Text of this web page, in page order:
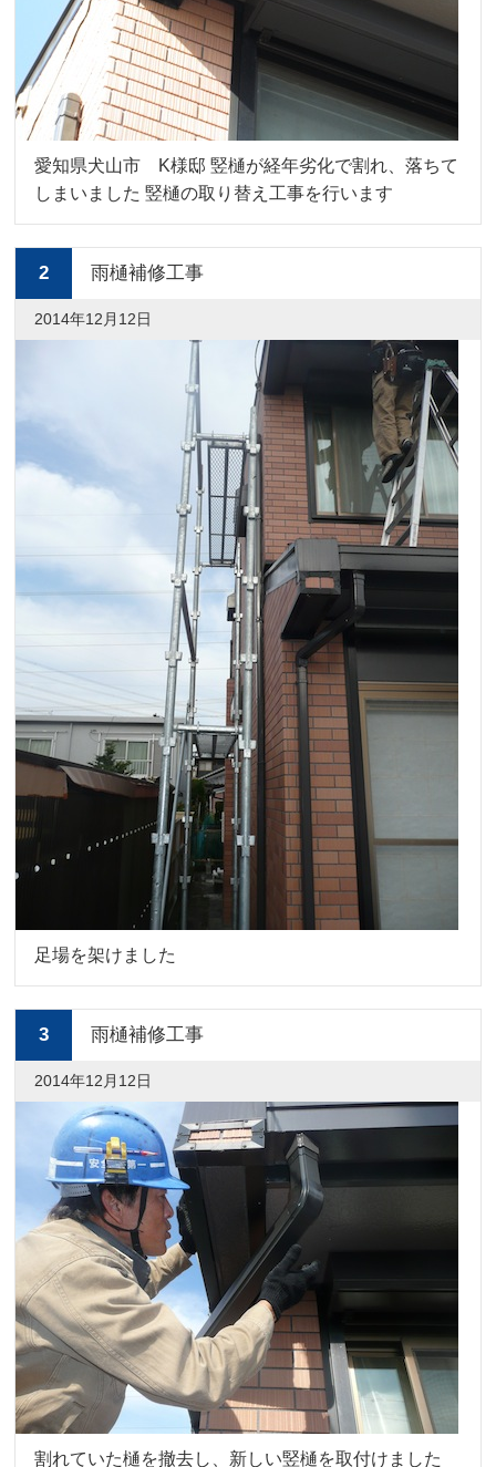
愛知県犬山市 K様邸 竪樋が経年劣化で割れ、落ちて
しまいました 竪樋の取り替え工事を行います
2 雨樋補修工事
2014年12月12日
足場を架けました
3 雨樋補修工事
2014年12月12日
割れていた樋を撤去し、新しい竪樋を取付けました